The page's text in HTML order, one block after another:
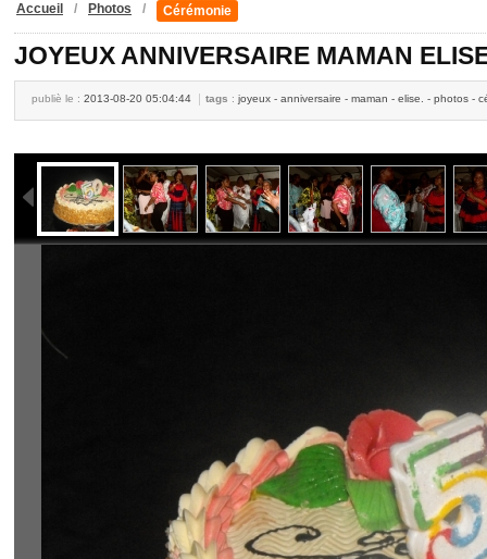
Accueil / Photos / Cérémonie
JOYEUX ANNIVERSAIRE MAMAN
publiè le : 2013-08-20 05:04:44 tags : joyeux - anniversaire - maman - elise. - photos -